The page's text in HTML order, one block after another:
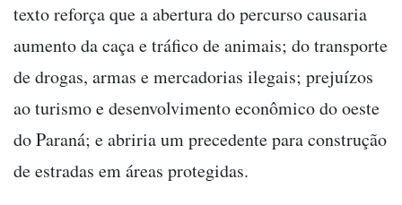
texto reforça que a abertura do percurso causaria
aumento da caça e tráfico de animais; do transporte
de drogas, armas e mercadorias ilegais; prejuízos
ao turismo e desenvolvimento econômico do oeste
do Paraná; e abriria um precedente para construção
de estradas em áreas protegidas.